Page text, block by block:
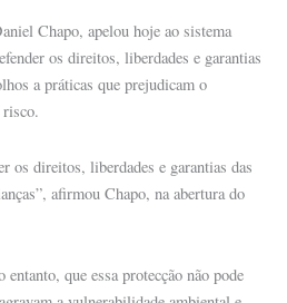
Chapo, apelou hoje ao sistema
os direitos, liberdades e garantias
a práticas que prejudicam o
risco.
os direitos, liberdades e garantias das
afirmou Chapo, na abertura do
que essa protecção não pode